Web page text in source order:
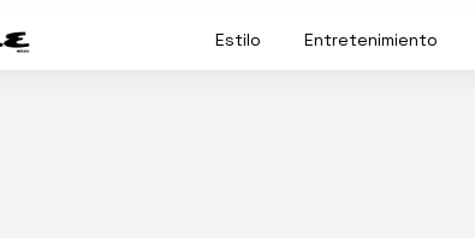
Estilo Entretenimiento